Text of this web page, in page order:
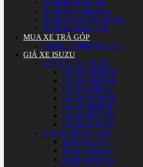
Xe tải Isuzu gắn cẩu
Xe tải đông lạnh Isuzu
Xe tải chở gia cầm gia súc
Xe tải Isuzu loại khác
MUA XE TRẢ GÓP
Công Cụ Tính Khoản Vay
GIÁ XE ISUZU
GIÁ XE TẢI ISUZU
ISUZU QKR230
ISUZU QKR210
ISUZU NPR400
ISUZU NQR550
ISUZU FRR650
ISUZU FSR 700
ISUZU FVR900
GIÁ XE ISUZU LCV
Xe Isuzu 7 chổ
Xe bán tải Isuzu
Giá Isuzu D-Max